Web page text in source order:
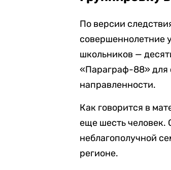
По версии
совершеннолетние
школьников —
«Параграф-88» для
направленности.
Как говорится в
еще шесть человек.
неблагополучной
регионе.